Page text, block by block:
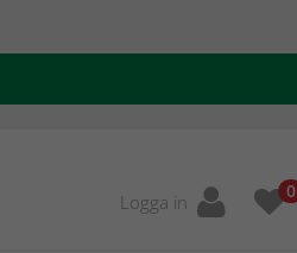
Logga in 0